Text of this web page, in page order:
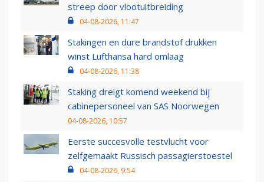
streep door vlootuitbreiding
04-08-2026, 11:47
Stakingen en dure brandstof drukken
winst Lufthansa hard omlaag
04-08-2026, 11:38
Staking dreigt komend weekend bij
cabinepersoneel van SAS Noorwegen
04-08-2026, 10:57
Eerste succesvolle testvlucht voor
zelfgemaakt Russisch passagierstoestel
04-08-2026, 9:54